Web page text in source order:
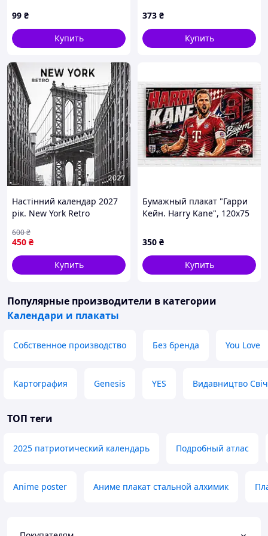
99 ₴
Купить
373 ₴
Купить
Настінний календар 2027
рік. New York Retro
450 ₴
600₴
Купить
Бумажный плакат "Гарри
Кейн. Harry Kane", 120х75
350 ₴
Купить
Популярные производители в категории
Календари и плакаты
Собственное производство Без бренда You Love
Картография Genesis YES Видавництво
ТОП теги
2025 патриотический календарь Подробный атлас
Anime poster Аниме плакат стальной алхимик